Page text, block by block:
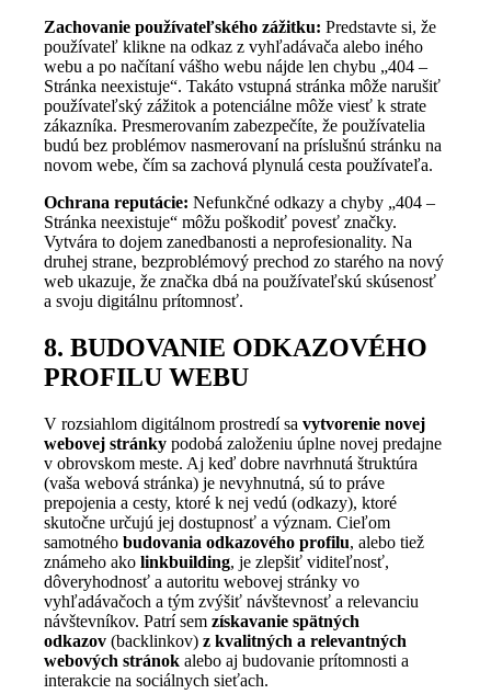
Zachovanie používateľského zážitku: Predstavte si, že
používateľ klikne na odkaz z vyhľadávača alebo iného
webu a po načítaní vášho webu nájde len chybu „404 –
Stránka neexistuje“. Takáto vstupná stránka môže narušiť
používateľský zážitok a potenciálne môže viesť k strate
zákazníka. Presmerovaním zabezpečíte, že používatelia
budú bez problémov nasmerovaní na príslušnú stránku na
novom webe, čím sa zachová plynulá cesta používateľa.
Ochrana reputácie: Nefunkčné odkazy a chyby „404 –
Stránka neexistuje“ môžu poškodiť povesť značky.
Vytvára to dojem zanedbanosti a neprofesionality. Na
druhej strane, bezproblémový prechod zo starého na nový
web ukazuje, že značka dbá na používateľskú skúsenosť
a svoju digitálnu prítomnosť.
8. BUDOVANIE ODKAZOVÉHO
PROFILU WEBU
V rozsiahlom digitálnom prostredí savytvorenie novej
webovej stránky podobá založeniu úplne novej predajne
v obrovskom meste. Aj keď dobre navrhnutá štruktúra
(vaša webová stránka) je nevyhnutná, sú to práve
prepojenia a cesty, ktoré k nej vedú (odkazy), ktoré
skutočne určujú jej dostupnosť a význam. Cieľom
samotnéhobudovania odkazového profilu, alebo tiež
známeho akolinkbuilding, je zlepšiť viditeľnosť,
dôveryhodnosť a autoritu webovej stránky vo
vyhľadávačoch a tým zvýšiť návštevnosť a relevanciu
návštevníkov. Patrí semzískavanie spätných
odkazov (backlinkov)z kvalitných a relevantných
webových stránok alebo aj budovanie prítomnosti a
interakcie na sociálnych sieťach.